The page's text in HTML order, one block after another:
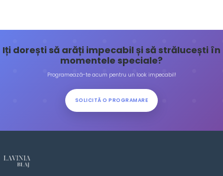
Iți dorești să arăți impecabil și să strălucești în
momentele speciale?
Programează-te acum pentru un look impecabil!
SOLICITĂ O PROGRAMARE